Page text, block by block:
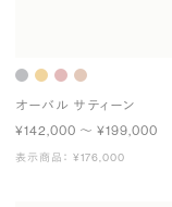
オーバル サティーン
¥142,000 〜 ¥199,000
表示商品： ¥176,000